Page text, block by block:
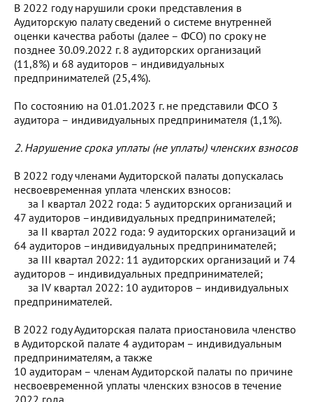
В 2022 году нарушили сроки представления в
Аудиторскую палату сведений о системе внутренней
оценки качества работы (далее – ФСО) по сроку не
позднее 30.09.2022 г. 8 аудиторских организаций
(11,8%) и 68 аудиторов – индивидуальных
предпринимателей (25,4%).
По состоянию на 01.01.2023 г. не представили ФСО 3
аудитора – индивидуальных предпринимателя (1,1%).
2. Нарушение срока уплаты (не уплаты) членских взносов
В 2022 году членами Аудиторской палаты допускалась
несвоевременная уплата членских взносов:
за I квартал 2022 года: 5 аудиторских организаций и
47 аудиторов –индивидуальных предпринимателей;
за II квартал 2022 года: 9 аудиторских организаций и
64 аудиторов –индивидуальных предпринимателей;
за III квартал 2022: 11 аудиторских организаций и 74
аудиторов – индивидуальных предпринимателей;
за IV квартал 2022: 10 аудиторов – индивидуальных
предпринимателей.
В 2022 году Аудиторская палата приостановила членство
в Аудиторской палате 4 аудиторам – индивидуальным
предпринимателям, а также
10 аудиторам – членам Аудиторской палаты по причине
несвоевременной уплаты членских взносов в течение
2022 года.